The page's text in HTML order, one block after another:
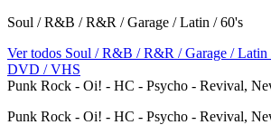
Soul / R&B / R&R / Garage / Latin / 60's
Ver todos Soul / R&B / R&R / Garage / Latin
DVD / VHS
Punk Rock - Oi! - HC - Psycho - Revival,
Punk Rock - Oi! - HC - Psycho - Revival,